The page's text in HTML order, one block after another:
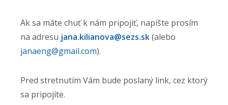
Ak sa máte chuť k nám pripojiť, napíšte prosím
na adresu jana.kilianova@sezs.sk(alebo
janaeng@gmail.com).
Pred stretnutím Vám bude poslaný link, cez ktorý
sa pripojíte.